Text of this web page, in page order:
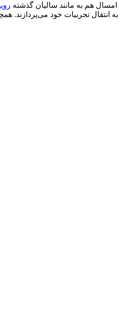
امسال هم به مانند سالیان گذشته
به انتقال تجربیات خود می‌پردازند.